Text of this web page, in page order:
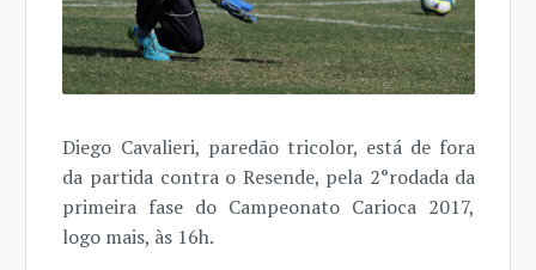
Diego Cavalieri, paredão tricolor, está de fora
da partida contra o Resende, pela 2°rodada da
primeira fase do Campeonato Carioca 2017,
logo mais, às 16h.